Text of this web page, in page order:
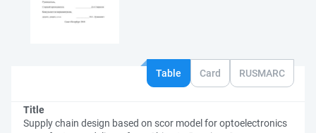
Table Card RUSMARC
Title
Supply chain design based on scor model for optoelectronics